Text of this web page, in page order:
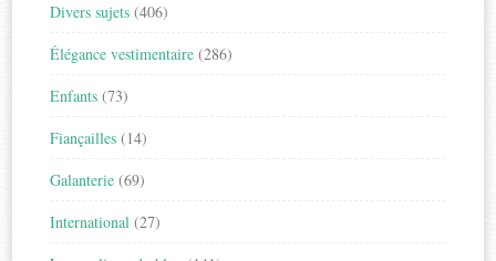
Divers sujets (406)
Élégance vestimentaire (286)
Enfants (73)
Fiançailles (14)
Galanterie (69)
International (27)